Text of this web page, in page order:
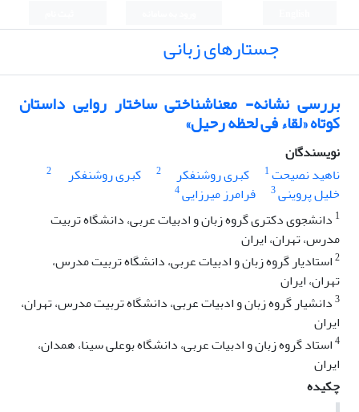
جستارهای زبانی
بررسی نشانه- ‌معناشناختی ساختار روایی داستان
کوتاه «لقاء فی لحظه رحیل»
نویسندگان
ناهید نصیحت1 کبری روشنفکر 2 کبری روشنفکر 2
خلیل پروینی3 فرامرز میرزایی4
1 دانشجوی دکتری گروه زبان و ادبیات عربی، دانشگاه تربیت
مدرس، تهران، ایران
2استادیار گروه زبان و ادبیات عربی، دانشگاه تربیت مدرس،
تهران، ایران
3دانشیار گروه زبان و ادبیات عربی، دانشگاه تربیت مدرس، تهران،
ایران
4استاد گروه زبان و ادبیات عربی، دانشگاه بوعلی سینا، همدان،
ایران
چکیده